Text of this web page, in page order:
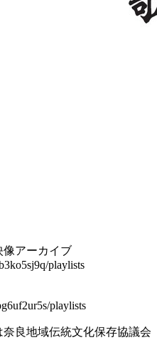
像アーカイブ
playlists
playlists
良地域伝統文化保存協議会